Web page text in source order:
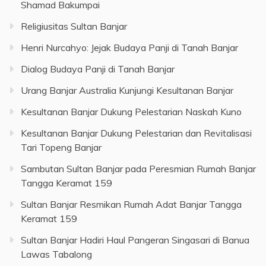
Shamad Bakumpai
Religiusitas Sultan Banjar
Henri Nurcahyo: Jejak Budaya Panji di Tanah Banjar
Dialog Budaya Panji di Tanah Banjar
Urang Banjar Australia Kunjungi Kesultanan Banjar
Kesultanan Banjar Dukung Pelestarian Naskah Kuno
Kesultanan Banjar Dukung Pelestarian dan Revitalisasi
Tari Topeng Banjar
Sambutan Sultan Banjar pada Peresmian Rumah Banjar
Tangga Keramat 159
Sultan Banjar Resmikan Rumah Adat Banjar Tangga
Keramat 159
Sultan Banjar Hadiri Haul Pangeran Singasari di Banua
Lawas Tabalong